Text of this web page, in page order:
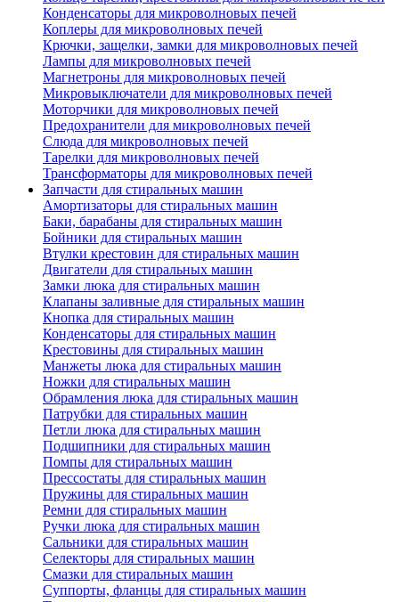
Конденсаторы для микроволновых печей
Коплеры для микроволновых печей
Крючки, защелки, замки для микроволновых печей
Лампы для микроволновых печей
Магнетроны для микроволновых печей
Микровыключатели для микроволновых печей
Моторчики для микроволновых печей
Предохранители для микроволновых печей
Слюда для микроволновых печей
Тарелки для микроволновых печей
Трансформаторы для микроволновых печей
Запчасти для стиральных машин
Амортизаторы для стиральных машин
Баки, барабаны для стиральных машин
Бойники для стиральных машин
Втулки крестовин для стиральных машин
Двигатели для стиральных машин
Замки люка для стиральных машин
Клапаны заливные для стиральных машин
Кнопка для стиральных машин
Конденсаторы для стиральных машин
Крестовины для стиральных машин
Манжеты люка для стиральных машин
Ножки для стиральных машин
Обрамления люка для стиральных машин
Патрубки для стиральных машин
Петли люка для стиральных машин
Подшипники для стиральных машин
Помпы для стиральных машин
Прессостаты для стиральных машин
Пружины для стиральных машин
Ремни для стиральных машин
Ручки люка для стиральных машин
Сальники для стиральных машин
Селекторы для стиральных машин
Смазки для стиральных машин
Суппорты, фланцы для стиральных машин